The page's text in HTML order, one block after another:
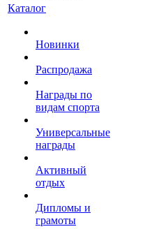
Каталог
Новинки
Распродажа
Награды по
видам спорта
Универсальные
награды
Активный
отдых
Дипломы и
грамоты